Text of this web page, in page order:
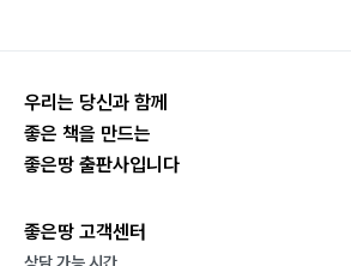
우리는 당신과 함께
좋은 책을 만드는
좋은땅 출판사입니다
좋은땅 고객센터